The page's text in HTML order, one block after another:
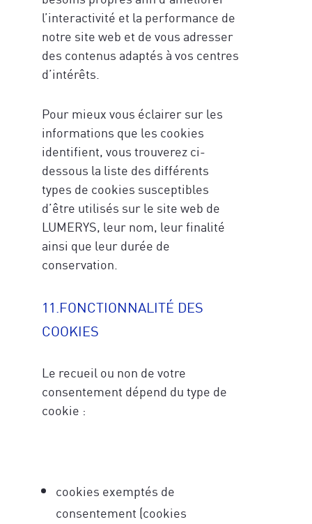
l’interactivité et la performance de
notre site web et de vous adresser
des contenus adaptés à vos centres
d’intérêts.
Pour mieux vous éclairer sur les
informations que les cookies
identifient, vous trouverez ci-
dessous la liste des différents
types de cookies susceptibles
d’être utilisés sur le site web de
LUMERYS, leur nom, leur finalité
ainsi que leur durée de
conservation.
11.FONCTIONNALITÉ DES
COOKIES
Le recueil ou non de votre
consentement dépend du type de
cookie :
cookies exemptés de
consentement (cookies